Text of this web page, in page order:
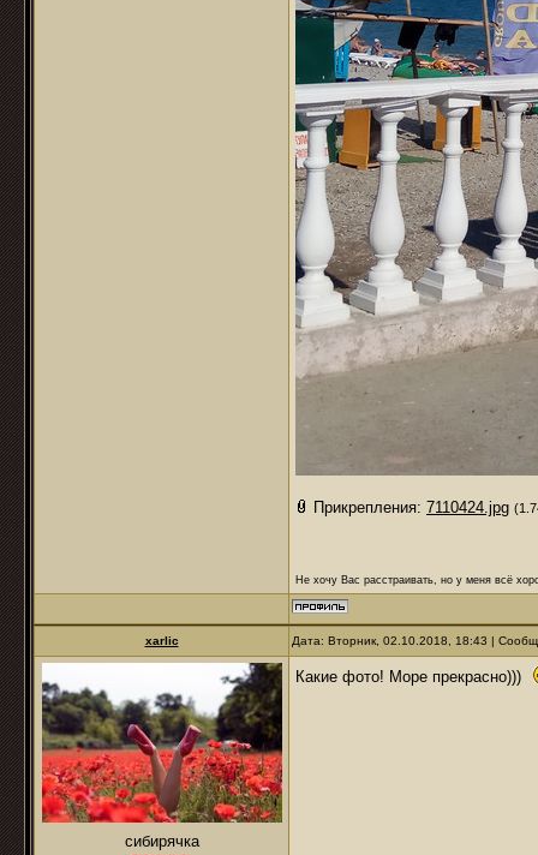
Прикрепления: 7110424.jpg
Не хочу Вас расстраивать, но у меня всё
xarlic Дата: Вторник, 02.10.2018, 18:43 |
сибирячка
Какие фото! Море прекрасно)))